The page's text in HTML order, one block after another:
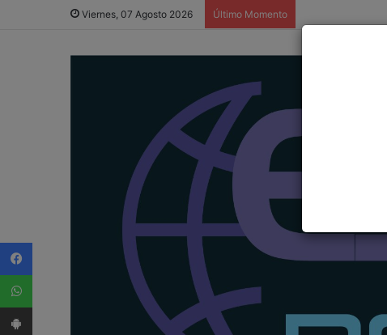
Viernes, 07 Agosto 2026 Último Momento